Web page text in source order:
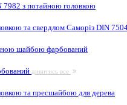
7982 з потайною головкою
та свердлом Саморіз DIN
шайбою фарбований
дивитись все
та пресшайбою для дерева